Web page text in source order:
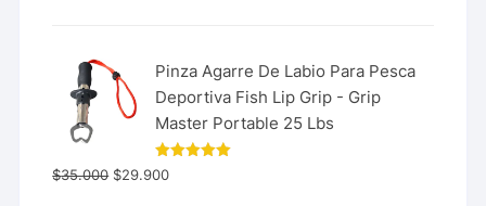
Pinza Agarre De Labio Para Pesca
Deportiva Fish Lip Grip - Grip
Master Portable 25 Lbs
Valorado
con
$35.000 $29.900